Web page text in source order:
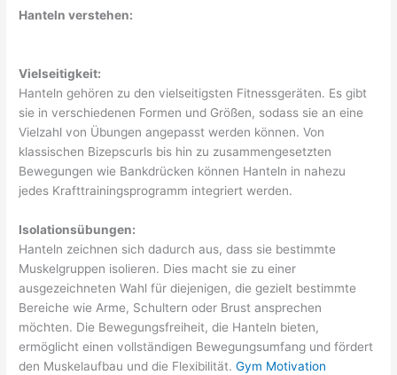
Hanteln verstehen:
Vielseitigkeit:
Hanteln gehören zu den vielseitigsten Fitnessgeräten. Es gibt
sie in verschiedenen Formen und Größen, sodass sie an eine
Vielzahl von Übungen angepasst werden können. Von
klassischen Bizepscurls bis hin zu zusammengesetzten
Bewegungen wie Bankdrücken können Hanteln in nahezu
jedes Krafttrainingsprogramm integriert werden.
Isolationsübungen:
Hanteln zeichnen sich dadurch aus, dass sie bestimmte
Muskelgruppen isolieren. Dies macht sie zu einer
ausgezeichneten Wahl für diejenigen, die gezielt bestimmte
Bereiche wie Arme, Schultern oder Brust ansprechen
möchten. Die Bewegungsfreiheit, die Hanteln bieten,
ermöglicht einen vollständigen Bewegungsumfang und fördert
den Muskelaufbau und die Flexibilität.Gym Motivation